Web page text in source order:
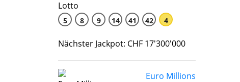
5 8 9 14 41 42 4
Nächster Jackpot: CHF 17'300'000
Euro Millions